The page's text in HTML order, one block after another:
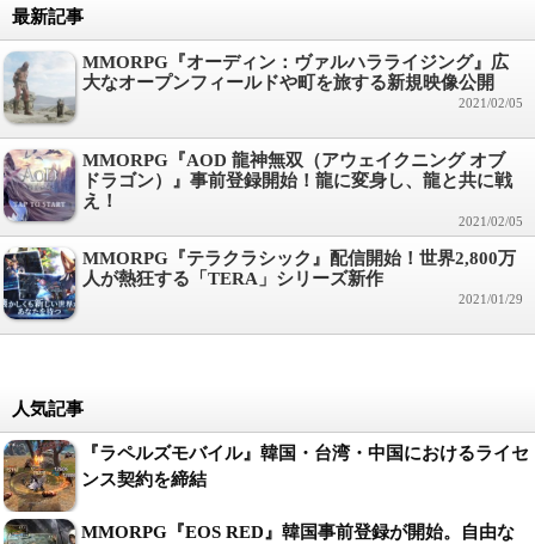
最新記事
MMORPG『オーディン：ヴァルハラライジング』広
大なオープンフィールドや町を旅する新規映像公開
2021/02/05
MMORPG『AOD 龍神無双（アウェイクニング オブ
ドラゴン）』事前登録開始！龍に変身し、龍と共に戦
え！
2021/02/05
MMORPG『テラクラシック』配信開始！世界2,800万
人が熱狂する「TERA」シリーズ新作
2021/01/29
人気記事
『ラペルズモバイル』韓国・台湾・中国におけるライセ
ンス契約を締結
MMORPG『EOS RED』韓国事前登録が開始。自由な